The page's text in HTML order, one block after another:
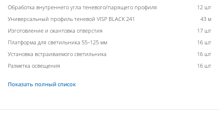
Обработка внутреннего угла теневого/парящего профиля
12 шт
Универсальный профиль теневой VISP BLACK 241
43 м
Изготовление и окантовка отверстия
17 шт
Платформа для светильника 55-125 мм
16 шт
Установка встраиваемого светильника
16 шт
Разметка освещения
16 шт
Показать полный список